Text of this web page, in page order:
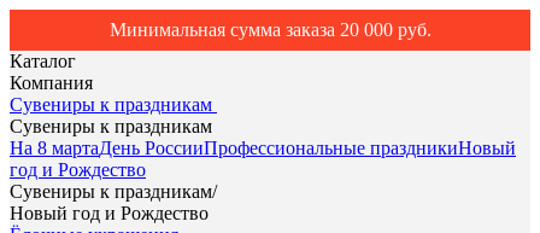
Минимальная сумма заказа 20 000 руб.
Каталог
Компания
Сувениры к праздникам
Сувениры к праздникам
На 8 мартаДень РоссииПрофессиональные праздникиНовый
год и Рождество
Сувениры к праздникам/
Новый год и Рождество